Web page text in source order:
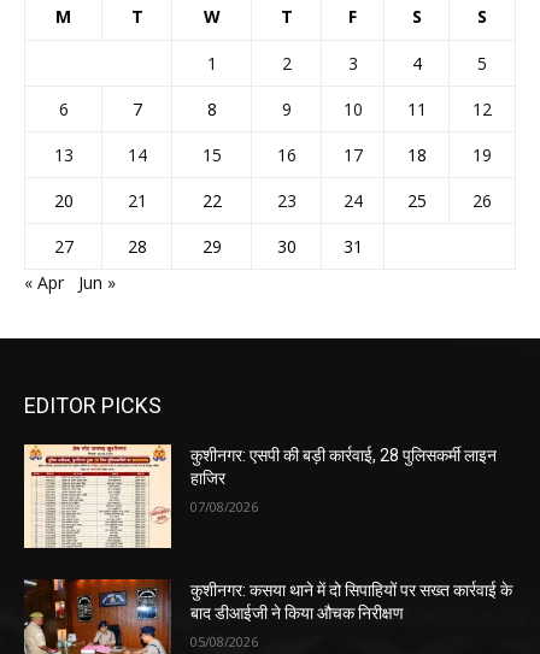
M T W T F S S
1 2 3 4
5
6
7 8 9 10 11
12
13
14 15 16 17 18
19
20
21 22 23 24 25
26
27
28 29 30
31
« Apr
Jun »
EDITOR PICKS
कुशीनगर: एसपी की बड़ी कार्रवाई, 28 पुलिसकर्मी लाइन
हाजिर
07/08/2026
कुशीनगर: कसया थाने में दो सिपाहियों पर सख्त कार्रवाई के
बाद डीआईजी ने किया औचक निरीक्षण
05/08/2026